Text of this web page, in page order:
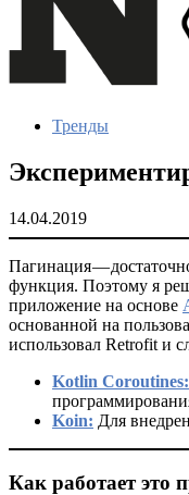
Тренды
14.04.2019
Пагинация —
функция. Поэтому я
приложение на основе
основанной на
использовал Retrofit и
Kotlin Coroutines:
Koin: Для
Как работает это